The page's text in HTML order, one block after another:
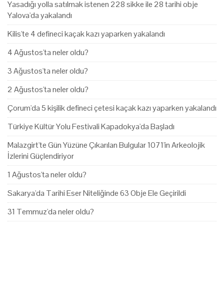
Yasadığı yolla satılmak istenen 228 sikke ile 28 tarihi obje
Yalova'da yakalandı
Kilis'te 4 defineci kaçak kazı yaparken yakalandı
4 Ağustos'ta neler oldu?
3 Ağustos'ta neler oldu?
2 Ağustos'ta neler oldu?
Çorum'da 5 kişilik defineci çetesi kaçak kazı yaparken yakalandı
Türkiye Kültür Yolu Festivali Kapadokya'da Başladı
Malazgirt'te Gün Yüzüne Çıkarılan Bulgular 1071'in Arkeolojik
İzlerini Güçlendiriyor
1 Ağustos'ta neler oldu?
Sakarya'da Tarihi Eser Niteliğinde 63 Obje Ele Geçirildi
31 Temmuz'da neler oldu?